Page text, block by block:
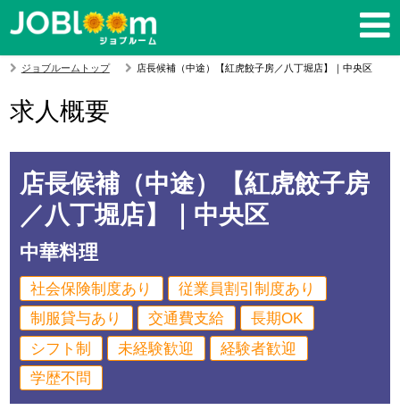
ジョブルームトップ 店長候補（中途）【紅虎餃子房／八丁堀店】｜中央区
求人概要
店長候補（中途）【紅虎餃子房
／八丁堀店】｜中央区
中華料理
社会保険制度あり
従業員割引制度あり
制服貸与あり
交通費支給
長期OK
シフト制
未経験歓迎
経験者歓迎
学歴不問